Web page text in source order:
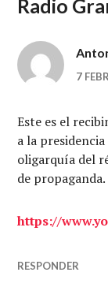
Radio
7
Este es el
a la
oligarquía del
de
https://
RESPONDER